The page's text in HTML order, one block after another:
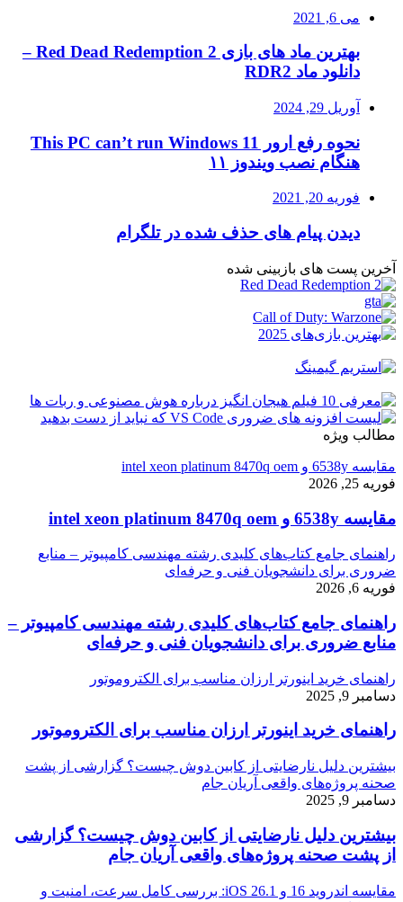
می 6, 2021
بهترین ماد های بازی Red Dead Redemption 2 –
دانلود ماد RDR2
آوریل 29, 2024
نحوه رفع ارور This PC can’t run Windows 11
هنگام نصب ویندوز ۱۱
فوریه 20, 2021
دیدن پیام های حذف شده در تلگرام
آخرین پست های بازبینی شده
مطالب ویژه
مقایسه 6538y و intel xeon platinum 8470q oem
فوریه 25, 2026
مقایسه 6538y و intel xeon platinum 8470q oem
راهنمای جامع کتاب‌های کلیدی رشته مهندسی کامپیوتر – منابع
ضروری برای دانشجویان فنی و حرفه‌ای
فوریه 6, 2026
راهنمای جامع کتاب‌های کلیدی رشته مهندسی کامپیوتر –
منابع ضروری برای دانشجویان فنی و حرفه‌ای
راهنمای خرید اینورتر ارزان مناسب برای الکتروموتور
دسامبر 9, 2025
راهنمای خرید اینورتر ارزان مناسب برای الکتروموتور
بیشترین دلیل نارضایتی از کابین دوش چیست؟ گزارشی از پشت
صحنه پروژه‌های واقعی آریان جام
دسامبر 9, 2025
بیشترین دلیل نارضایتی از کابین دوش چیست؟ گزارشی
از پشت صحنه پروژه‌های واقعی آریان جام
مقایسه اندروید 16 و iOS 26.1: بررسی کامل سرعت، امنیت و